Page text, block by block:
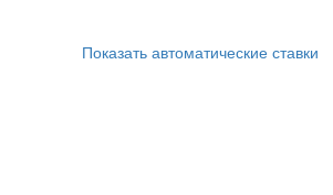
Показать автоматические ставки